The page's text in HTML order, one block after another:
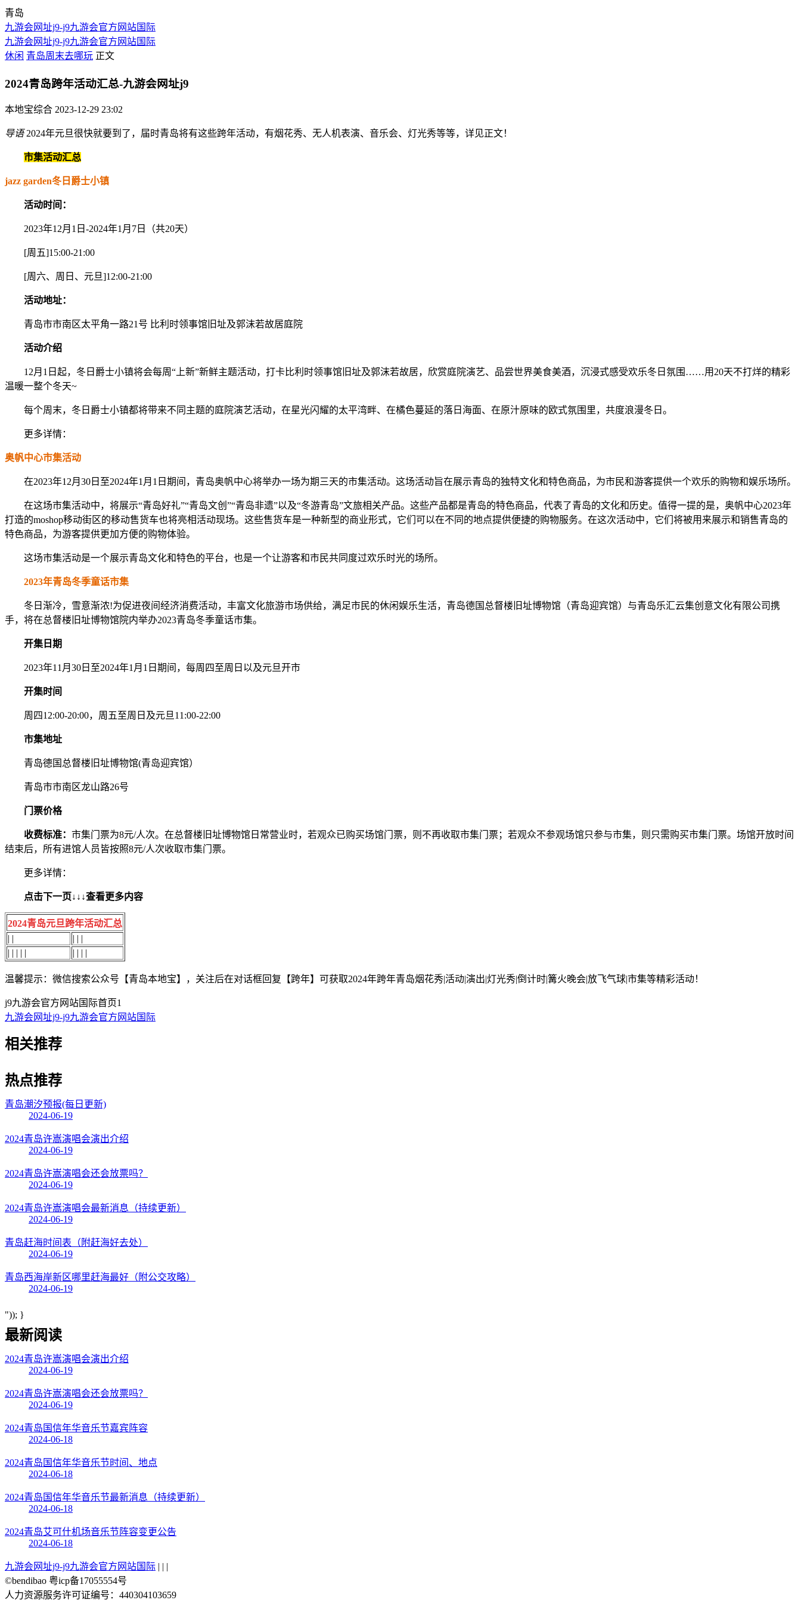
青岛
九游会网址j9-j9九游会官方网站国际
九游会网址j9-j9九游会官方网站国际
休闲 青岛周末去哪玩 正文
2024青岛跨年活动汇总-九游会网址j9
本地宝综合 2023-12-29 23:02
导语2024年元旦很快就要到了，届时青岛将有这些跨年活动，有烟花秀、无人机表演、音乐会、灯光秀等等，详见正文！
市集活动汇总
jazz garden冬日爵士小镇
活动时间：
2023年12月1日-2024年1月7日（共20天）
[周五]15:00-21:00
[周六、周日、元旦]12:00-21:00
活动地址：
青岛市市南区太平角一路21号 比利时领事馆旧址及郭沫若故居庭院
活动介绍
12月1日起，冬日爵士小镇将会每周“上新”新鲜主题活动，打卡比利时领事馆旧址及郭沫若故居，欣赏庭院演艺、品尝世界美食美酒，沉浸式感受欢乐冬日氛围……用20天不打烊的精彩
温暖一整个冬天~
每个周末，冬日爵士小镇都将带来不同主题的庭院演艺活动，在星光闪耀的太平湾畔、在橘色蔓延的落日海面、在原汁原味的欧式氛围里，共度浪漫冬日。
更多详情：
奥帆中心市集活动
在2023年12月30日至2024年1月1日期间，青岛奥帆中心将举办一场为期三天的市集活动。这场活动旨在展示青岛的独特文化和特色商品，为市民和游客提供一个欢乐的购物和娱乐场所。
在这场市集活动中，将展示“青岛好礼”“青岛文创”“青岛非遗”以及“冬游青岛”文旅相关产品。这些产品都是青岛的特色商品，代表了青岛的文化和历史。值得一提的是，奥帆中心2023年
打造的moshop移动街区的移动售货车也将亮相活动现场。这些售货车是一种新型的商业形式，它们可以在不同的地点提供便捷的购物服务。在这次活动中，它们将被用来展示和销售青岛的
特色商品，为游客提供更加方便的购物体验。
这场市集活动是一个展示青岛文化和特色的平台，也是一个让游客和市民共同度过欢乐时光的场所。
2023年青岛冬季童话市集
冬日渐冷，雪意渐浓!为促进夜间经济消费活动，丰富文化旅游市场供给，满足市民的休闲娱乐生活，青岛德国总督楼旧址博物馆（青岛迎宾馆）与青岛乐汇云集创意文化有限公司携
手，将在总督楼旧址博物馆院内举办2023青岛冬季童话市集。
开集日期
2023年11月30日至2024年1月1日期间，每周四至周日以及元旦开市
开集时间
周四12:00-20:00，周五至周日及元旦11:00-22:00
市集地址
青岛德国总督楼旧址博物馆(青岛迎宾馆）
青岛市市南区龙山路26号
门票价格
收费标准： 市集门票为8元/人次。在总督楼旧址博物馆日常营业时，若观众已购买场馆门票，则不再收取市集门票；若观众不参观场馆只参与市集，则只需购买市集门票。场馆开放时间
结束后，所有进馆人员皆按照8元/人次收取市集门票。
更多详情：
点击下一页↓↓↓查看更多内容
2024青岛元旦跨年活动汇总
| |
| | |
| | | | |
| | | |
温馨提示：微信搜索公众号【青岛本地宝】，关注后在对话框回复【跨年】可获取2024年跨年青岛烟花秀|活动|演出|灯光秀|倒计时|篝火晚会|放飞气球|市集等精彩活动！
j9九游会官方网站国际首页1
九游会网址j9-j9九游会官方网站国际
相关推荐
热点推荐
青岛潮汐预报(每日更新)
2024-06-19
2024青岛许嵩演唱会演出介绍
2024-06-19
2024青岛许嵩演唱会还会放票吗？
2024-06-19
2024青岛许嵩演唱会最新消息（持续更新）
2024-06-19
青岛赶海时间表（附赶海好去处）
2024-06-19
青岛西海岸新区哪里赶海最好（附公交攻略）
2024-06-19
")); }
最新阅读
2024青岛许嵩演唱会演出介绍
2024-06-19
2024青岛许嵩演唱会还会放票吗？
2024-06-19
2024青岛国信年华音乐节嘉宾阵容
2024-06-18
2024青岛国信年华音乐节时间、地点
2024-06-18
2024青岛国信年华音乐节最新消息（持续更新）
2024-06-18
2024青岛艾可什机场音乐节阵容变更公告
2024-06-18
九游会网址j9-j9九游会官方网站国际 | | |
©bendibao 粤icp备17055554号
人力资源服务许可证编号：440304103659